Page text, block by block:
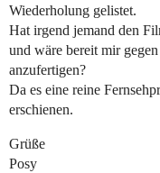
Wiederholung gelistet.
Hat irgend jemand den
und wäre bereit mir
anzufertigen?
Da es eine reine
erschienen.
Grüße
Posy